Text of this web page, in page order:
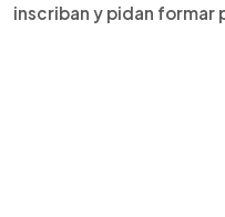
inscriban y pidan formar